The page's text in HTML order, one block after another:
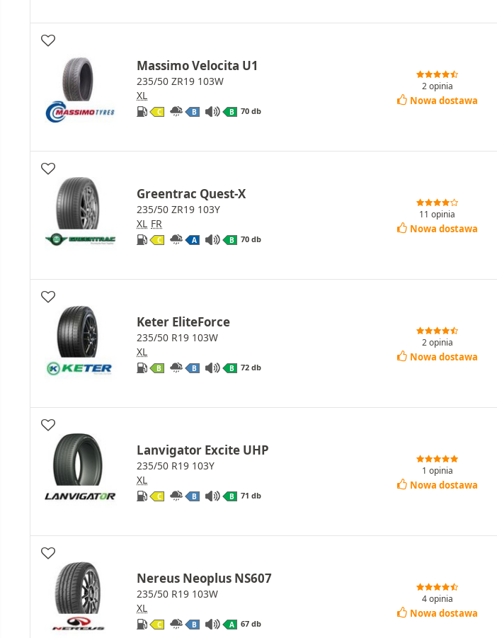
Massimo Velocita U1
235/50 ZR19 103W
XL
C B B 70 db
2 opinia
Nowa dostawa
Greentrac Quest-X
235/50 ZR19 103Y
XL FR
C A B 70 db
11 opinia
Nowa dostawa
Keter EliteForce
235/50 R19 103W
XL
B B B 72 db
2 opinia
Nowa dostawa
Lanvigator Excite UHP
235/50 R19 103Y
XL
C B B 71 db
1 opinia
Nowa dostawa
Nereus Neoplus NS607
235/50 R19 103W
XL
C B A 67 db
4 opinia
Nowa dostawa